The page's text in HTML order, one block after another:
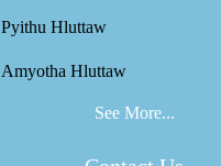
Pyithu Hluttaw
Amyotha Hluttaw
See More...